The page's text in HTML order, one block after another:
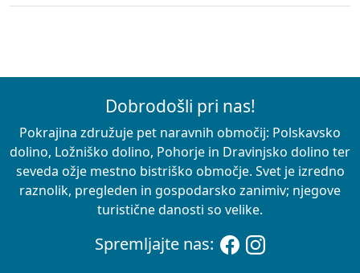
Dobrodošli pri nas!
Pokrajina združuje pet naravnih območij: Polskavsko
dolino, Ložniško dolino, Pohorje in Dravinjsko dolino ter
seveda ožje mestno bistriško območje. Svet je izredno
raznolik, pregleden in gospodarsko zanimiv; njegove
turistične danosti so velike.
Spremljajte nas: